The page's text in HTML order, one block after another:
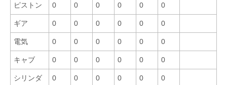
ピストン 0 0 0 0 0 0
ギア 0 0 0 0 0 0
電気 0 0 0 0 0 0
キャブ 0 0 0 0 0 0
シリンダ 0 0 0 0 0 0